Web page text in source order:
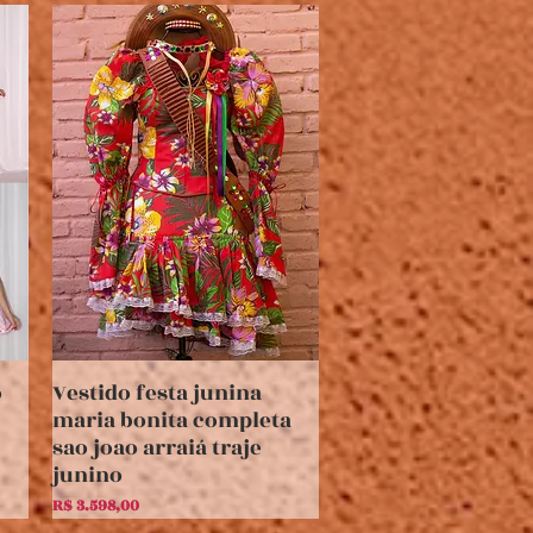
Visualização rápida
Vestido festa junina
maria bonita completa
sao joao arraiá traje
junino
Preço
R$ 3.598,00